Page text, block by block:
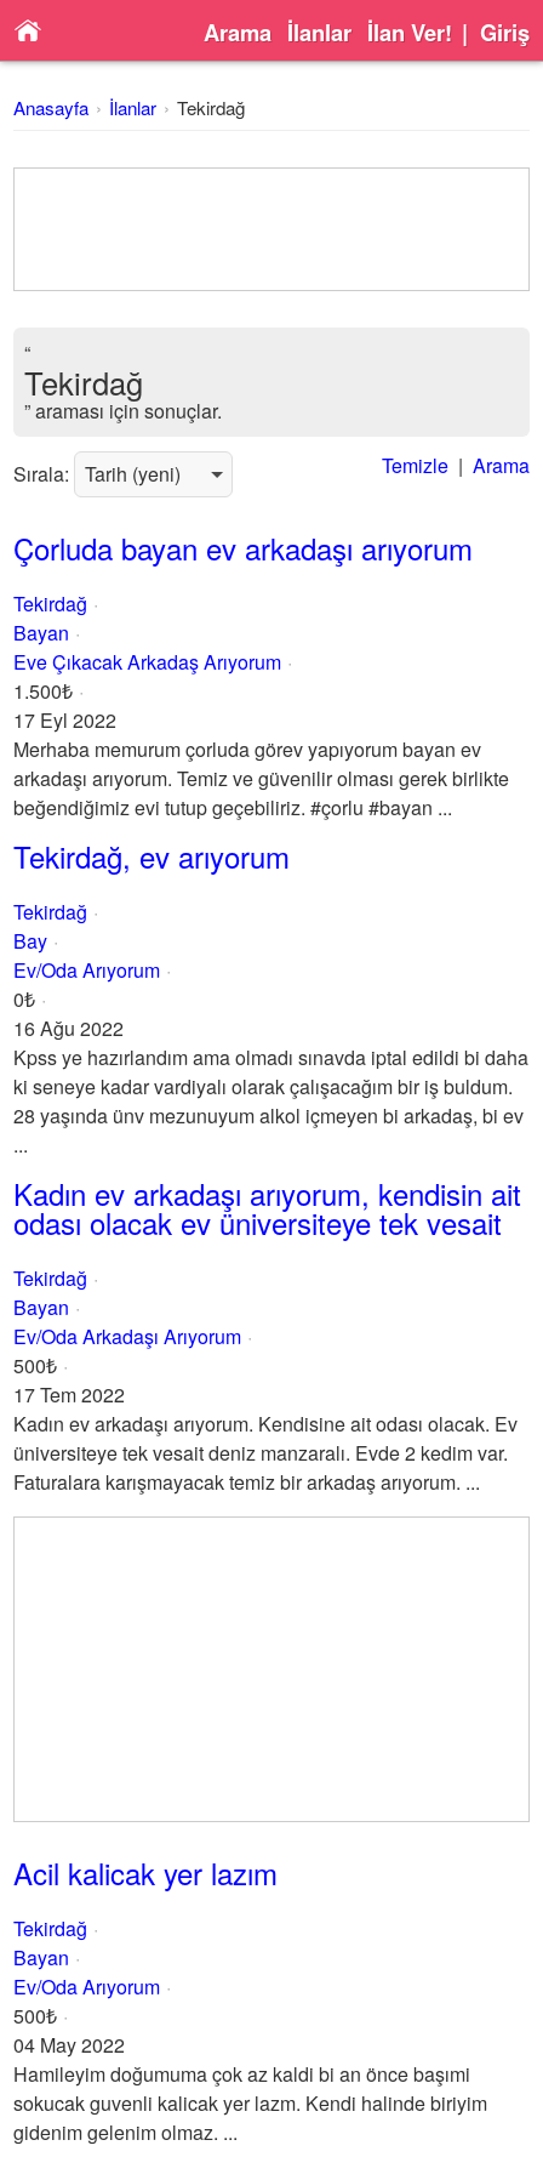
Arama İlanlar İlan Ver! | Giriş
Anasayfa İlanlar Tekirdağ
“
Tekirdağ
” araması için sonuçlar.
Sırala: Temizle| Arama
Çorluda bayan ev arkadaşı arıyorum
Tekirdağ
Bayan
Eve Çıkacak Arkadaş Arıyorum
1.500₺
17 Eyl 2022
Merhaba memurum çorluda görev yapıyorum bayan ev
arkadaşı arıyorum. Temiz ve güvenilir olması gerek birlikte
beğendiğimiz evi tutup geçebiliriz. #çorlu #bayan ...
Tekirdağ, ev arıyorum
Tekirdağ
Bay
Ev/Oda Arıyorum
0₺
16 Ağu 2022
Kpss ye hazırlandım ama olmadı sınavda iptal edildi bi daha
ki seneye kadar vardiyalı olarak çalışacağım bir iş buldum.
28 yaşında ünv mezunuyum alkol içmeyen bi arkadaş, bi ev
...
Kadın ev arkadaşı arıyorum, kendisin ait
odası olacak ev üniversiteye tek vesait
Tekirdağ
Bayan
Ev/Oda Arkadaşı Arıyorum
500₺
17 Tem 2022
Kadın ev arkadaşı arıyorum. Kendisine ait odası olacak. Ev
üniversiteye tek vesait deniz manzaralı. Evde 2 kedim var.
Faturalara karışmayacak temiz bir arkadaş arıyorum. ...
Acil kalicak yer lazım
Tekirdağ
Bayan
Ev/Oda Arıyorum
500₺
04 May 2022
Hamileyim doğumuma çok az kaldi bi an önce başımi
sokucak guvenli kalicak yer lazm. Kendi halinde biriyim
gidenim gelenim olmaz. ...